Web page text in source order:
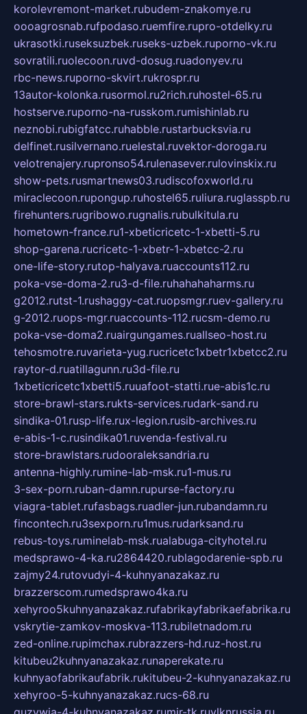
korolevremont-market.rubudem-znakomye.ru
oooagrosnab.rufpodaso.ruemfire.rupro-otdelky.ru
ukrasotki.ruseksuzbek.ruseks-uzbek.ruporno-vk.ru
sovratili.ruolecoon.ruvd-dosug.ruadonyev.ru
rbc-news.ruporno-skvirt.rukrospr.ru
13autor-kolonka.rusormol.ru2rich.ruhostel-65.ru
hostserve.ruporno-na-russkom.rumishinlab.ru
neznobi.rubigfatcc.ruhabble.rustarbucksvia.ru
delfinet.rusilvernano.ruelestal.ruvektor-doroga.ru
velotrenajery.rupronso54.rulenasever.rulovinskix.ru
show-pets.rusmartnews03.rudiscofoxworld.ru
miraclecoon.rupongup.ruhostel65.ruliura.ruglasspb.ru
firehunters.rugribowo.rugnalis.rubulkitula.ru
hometown-france.ru1-xbeticricetc-1-xbetti-5.ru
shop-garena.rucricetc-1-xbetr-1-xbetcc-2.ru
one-life-story.rutop-halyava.ruaccounts112.ru
poka-vse-doma-2.ru3-d-file.ruhahahaharms.ru
g2012.rutst-1.rushaggy-cat.ruopsmgr.ruev-gallery.ru
g-2012.ruops-mgr.ruaccounts-112.rucsm-demo.ru
poka-vse-doma2.ruairgungames.ruallseo-host.ru
tehosmotre.ruvarieta-yug.rucricetc1xbetr1xbetcc2.ru
raytor-d.ruatillagunn.ru3d-file.ru
1xbeticricetc1xbetti5.ruuafoot-statti.rue-abis1c.ru
store-brawl-stars.rukts-services.rudark-sand.ru
sindika-01.rusp-life.rux-legion.rusib-archives.ru
e-abis-1-c.rusindika01.ruvenda-festival.ru
store-brawlstars.rudooraleksandria.ru
antenna-highly.rumine-lab-msk.ru1-mus.ru
3-sex-porn.ruban-damn.rupurse-factory.ru
viagra-tablet.rufasbags.ruadler-jun.rubandamn.ru
fincontech.ru3sexporn.ru1mus.rudarksand.ru
rebus-toys.ruminelab-msk.rualabuga-cityhotel.ru
medsprawo-4-ka.ru2864420.rublagodarenie-spb.ru
zajmy24.rutovudyi-4-kuhnyanazakaz.ru
brazzerscom.rumedsprawo4ka.ru
xehyroo5kuhnyanazakaz.rufabrikayfabrikaefabrika.ru
vskrytie-zamkov-moskva-113.rubiletnadom.ru
zed-online.rupimchax.rubrazzers-hd.ruz-host.ru
kitubeu2kuhnyanazakaz.runaperekate.ru
kuhnyaofabrikaufabrik.rukitubeu-2-kuhnyanazakaz.ru
xehyroo-5-kuhnyanazakaz.rucs-68.ru